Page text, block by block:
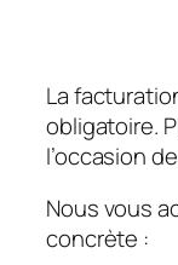
La
obligatoire.
l’occasion
Nous vous
concrète :